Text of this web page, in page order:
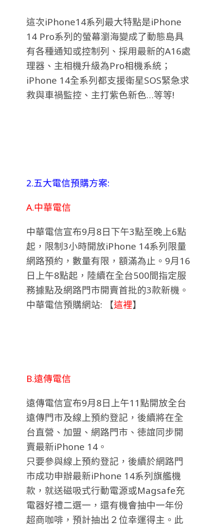
這次iPhone14系列最大特點是iPhone
14 Pro系列的螢幕瀏海變成了動態島具
有各種通知或控制列、採用最新的A16處
理器、主相機升級為Pro相機系統；
iPhone 14全系列都支援衛星SOS緊急求
救與車禍監控、主打紫色新色…等等!
2.五大電信預購方案:
A.中華電信
中華電信宣布9月8日下午3點至晚上6點
起，限制3小時開放iPhone 14系列限量
網路預約，數量有限，額滿為止。9月16
日上午8點起，陸續在全台500間指定服
務據點及網路門市開賣首批的3款新機。
中華電信預購網站: 【這裡】
B.遠傳電信
遠傳電信宣布9月8日上午11點開放全台
遠傳門市及線上預約登記，後續將在全
台直營、加盟、網路門市、徳誼同步開
賣最新iPhone 14。
只要參與線上預約登記，後續於網路門
市成功申辦最新iPhone 14系列旗艦機
款，就送磁吸式行動電源或Magsafe充
電器好禮二選一，還有機會抽中一年份
超商咖啡，預計抽出２位幸運得主。此